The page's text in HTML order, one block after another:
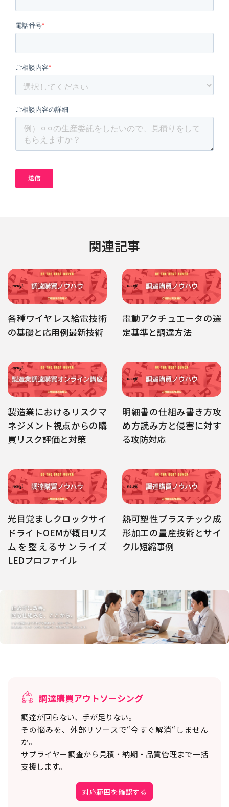
関連記事
各種ワイヤレス給電技術
の基礎と応用例最新技術
電動アクチュエータの選
定基準と調達方法
製造業におけるリスクマ
ネジメント視点からの購
買リスク評価と対策
明細書の仕組み書き方攻
め方読み方と侵害に対す
る攻防対応
光目覚ましクロックサイ
ドライトOEMが概日リズ
ムを整えるサンライズ
LEDプロファイル
熱可塑性プラスチック成
形加工の量産技術とサイ
クル短縮事例
調達購買アウトソーシング
調達が回らない、手が足りない。
その悩みを、外部リソースで“今すぐ解消“しません
か。
サプライヤー調査から見積・納期・品質管理まで一括
支援します。
対応範囲を確認する